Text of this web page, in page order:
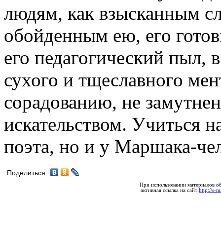
людям, как взысканным
обойденным ею, его
его педагогический пыл,
сухого и тщеславного
сорадованию, не
искательством. Учиться
поэта, но и у Маршака-
Поделиться
При использовании материалов
активная ссылка на сайт http://s-